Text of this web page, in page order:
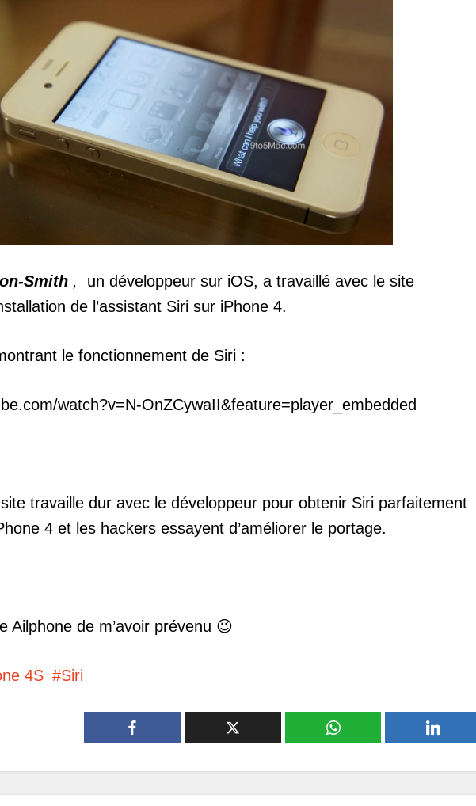
Smith ,
un développeur sur iOS, a travaillé avec le site
de l’assistant Siri sur iPhone 4.
le fonctionnement de Siri :
watch?v=N-OnZCywaII&feature=player_embedded
travaille dur avec le développeur pour obtenir Siri parfaitement
4 et les hackers essayent d’améliorer le portage.
Ailphone de m’avoir prévenu 😉
4S Siri